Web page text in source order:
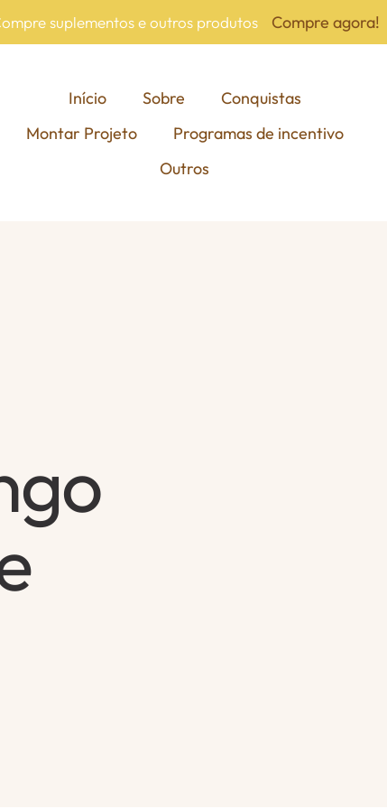
suplementos e outros produtos Compre agora!
Início Sobre
Conquistas
Montar Projeto
Programas de incentivo
Outros